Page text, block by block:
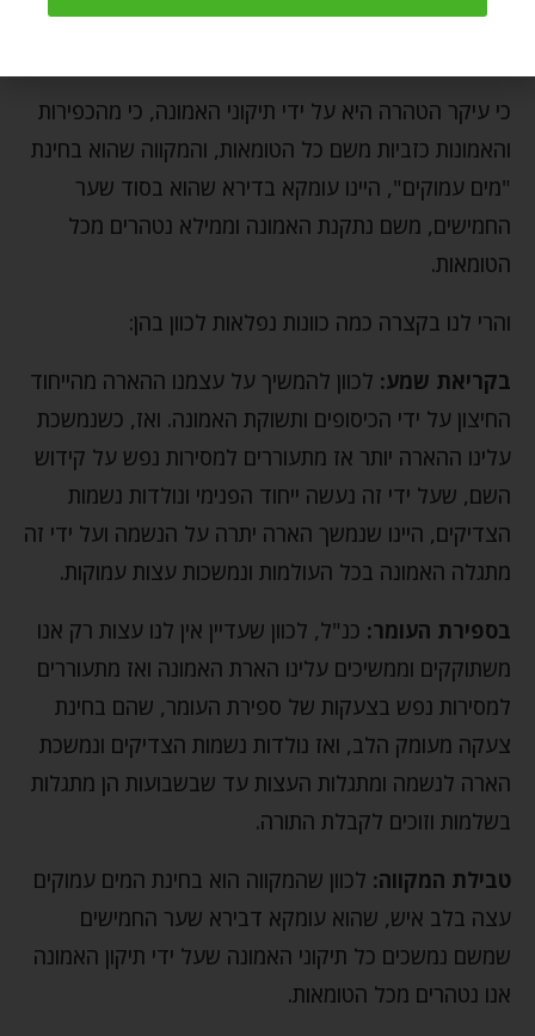
דבירא שהוא בחינת מקווה של שבועות, מקווה של שער
כי עיקר הטהרה היא על ידי תיקוני האמונה, כי מהכפירות
והאמונות כזביות משם כל הטומאות, והמקווה שהוא בחינת
"מים עמוקים", היינו עומקא בדירא שהוא בסוד שער
החמישים, משם נתקנת האמונה וממילא נטהרים מכל
הטומאות.
והרי לנו בקצרה כמה כוונות נפלאות לכוון בהן:
בקריאת שמע: לכוון להמשיך על עצמנו ההארה מהייחוד
החיצון על ידי הכיסופים ותשוקת האמונה. ואז, כשנמשכת
עלינו ההארה יותר אז מתעוררים למסירות נפש על קידוש
השם, שעל ידי זה נעשה ייחוד הפנימי ונולדות נשמות
הצדיקים, היינו שנמשך הארה יתרה על הנשמה ועל ידי זה
מתגלה האמונה בכל העולמות ונמשכות עצות עמוקות.
בספירת העומר: כנ"ל, לכוון שעדיין אין לנו עצות רק אנו
משתוקקים וממשיכים עלינו הארת האמונה ואז מתעוררים
למסירות נפש בצעקות של ספירת העומר, שהם בחינת
צעקה מעומק הלב, ואז נולדות נשמות הצדיקים ונמשכת
הארה לנשמה ומתגלות העצות עד שבשבועות הן מתגלות
בשלמות וזוכים לקבלת התורה.
טבילת המקווה: לכוון שהמקווה הוא בחינת המים עמוקים
עצה בלב איש, שהוא עומקא דבירא שער החמישים
שמשם נמשכים כל תיקוני האמונה שעל ידי תיקון האמונה
אנו נטהרים מכל הטומאות.